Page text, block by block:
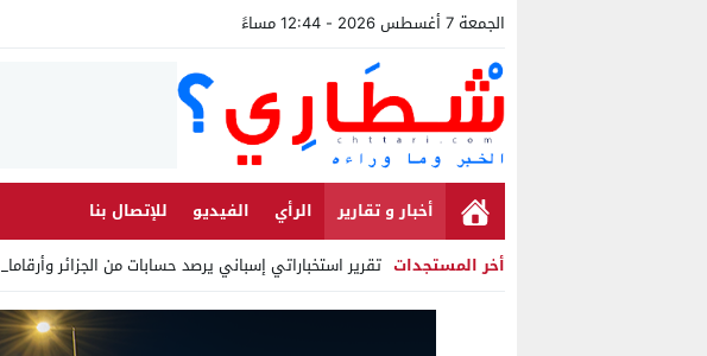
الجمعة 7 أغسطس 2026 - 12:44 مساءً
أخبار و تقارير الرأي الفيديو
للإتصال بنا
أخر المستجدات تقرير استخباراتي إسباني يرصد حسابات من الجزائر وأرقاما بـ”213+” ض _
Stop